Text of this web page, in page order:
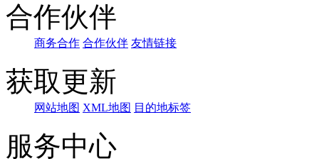
合作伙伴
商务合作 合作伙伴 友情链接
获取更新
网站地图 XML地图 目的地标签
服务中心